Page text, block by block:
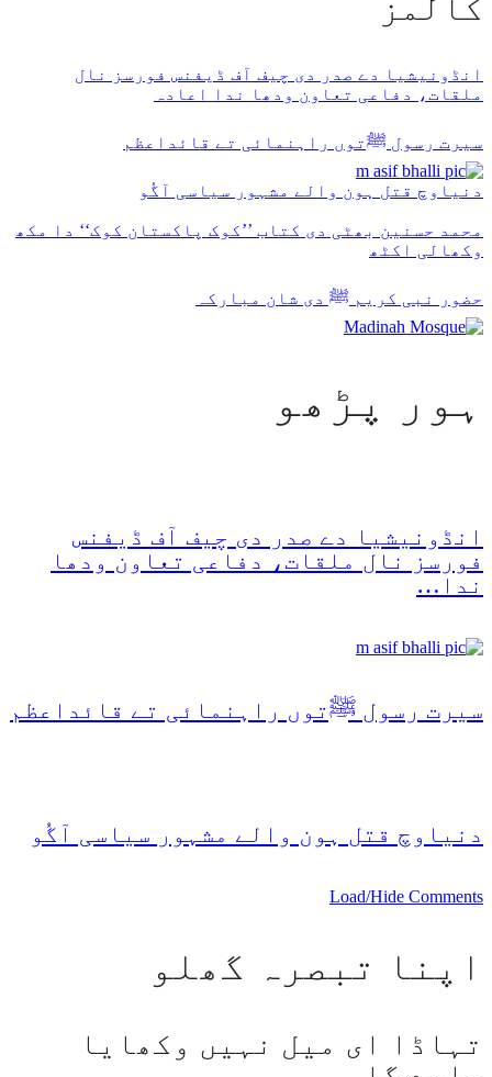
انڈونیشیا دے صدر دی چیف آف ڈیفنس فورسز نال
ملقات، دفاعی تعاون ودھا ندا اعادہ
سیرت رسول ﷺتوں راہنمائی تے قائداعظم
دنیاوچ قتل ہون والے مشہور سیاسی آگُو
محمد حسنین بھٹی دی کتاب ’’کوک پاکستان کوک‘‘ دا مکھ
وکھالی اکٹھ
حضور نبی کریم ﷺ دی شان مبارکہ
ہور پڑھو
انڈونیشیا دے صدر دی چیف آف ڈیفنس
فورسز نال ملقات، دفاعی تعاون ودھا
ندا…
سیرت رسول ﷺتوں راہنمائی تے قائداعظم
دنیاوچ قتل ہون والے مشہور سیاسی آگُو
Load/Hide Comments
اپنا تبصرہ گھلو
تہاڈا ای میل نہیں وکھایا